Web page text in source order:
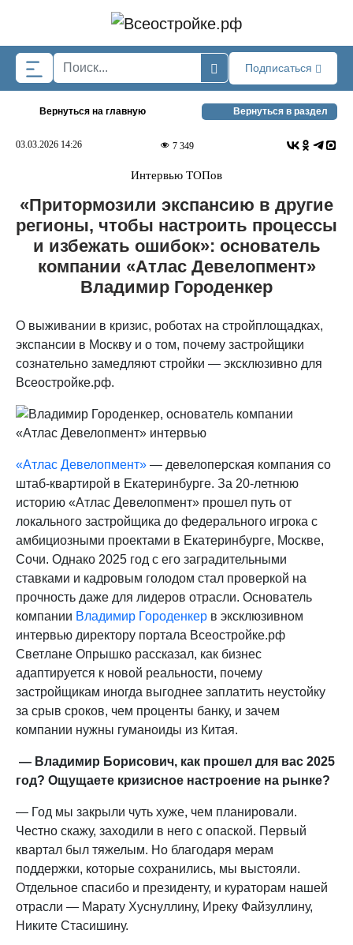
Подписаться
Вернуться на главную Вернуться в раздел
03.03.2026 14:26 7 349
Интервью ТОПов
«Притормозили экспансию в другие
регионы, чтобы настроить процессы
и избежать ошибок»: основатель
компании «Атлас Девелопмент»
Владимир Городенкер
О выживании в кризис, роботах на стройплощадках,
экспансии в Москву и о том, почему застройщики
сознательно замедляют стройки — эксклюзивно для
Всеостройке.рф.
«Атлас Девелопмент» — девелоперская компания со
штаб-квартирой в Екатеринбурге. За 20-летнюю
историю «Атлас Девелопмент» прошел путь от
локального застройщика до федерального игрока с
амбициозными проектами в Екатеринбурге, Москве,
Сочи. Однако 2025 год с его заградительными
ставками и кадровым голодом стал проверкой на
прочность даже для лидеров отрасли. Основатель
компании Владимир Городенкер в эксклюзивном
интервью директору портала Всеостройке.рф
Светлане Опрышко рассказал, как бизнес
адаптируется к новой реальности, почему
застройщикам иногда выгоднее заплатить неустойку
за срыв сроков, чем проценты банку, и зачем
компании нужны гуманоиды из Китая.
— Владимир Борисович, как прошел для вас 2025
год? Ощущаете кризисное настроение на рынке?
— Год мы закрыли чуть хуже, чем планировали.
Честно скажу, заходили в него с опаской. Первый
квартал был тяжелым. Но благодаря мерам
поддержки, которые сохранились, мы выстояли.
Отдельное спасибо и президенту, и кураторам нашей
отрасли — Марату Хуснуллину, Иреку Файзуллину,
Никите Стасишину.